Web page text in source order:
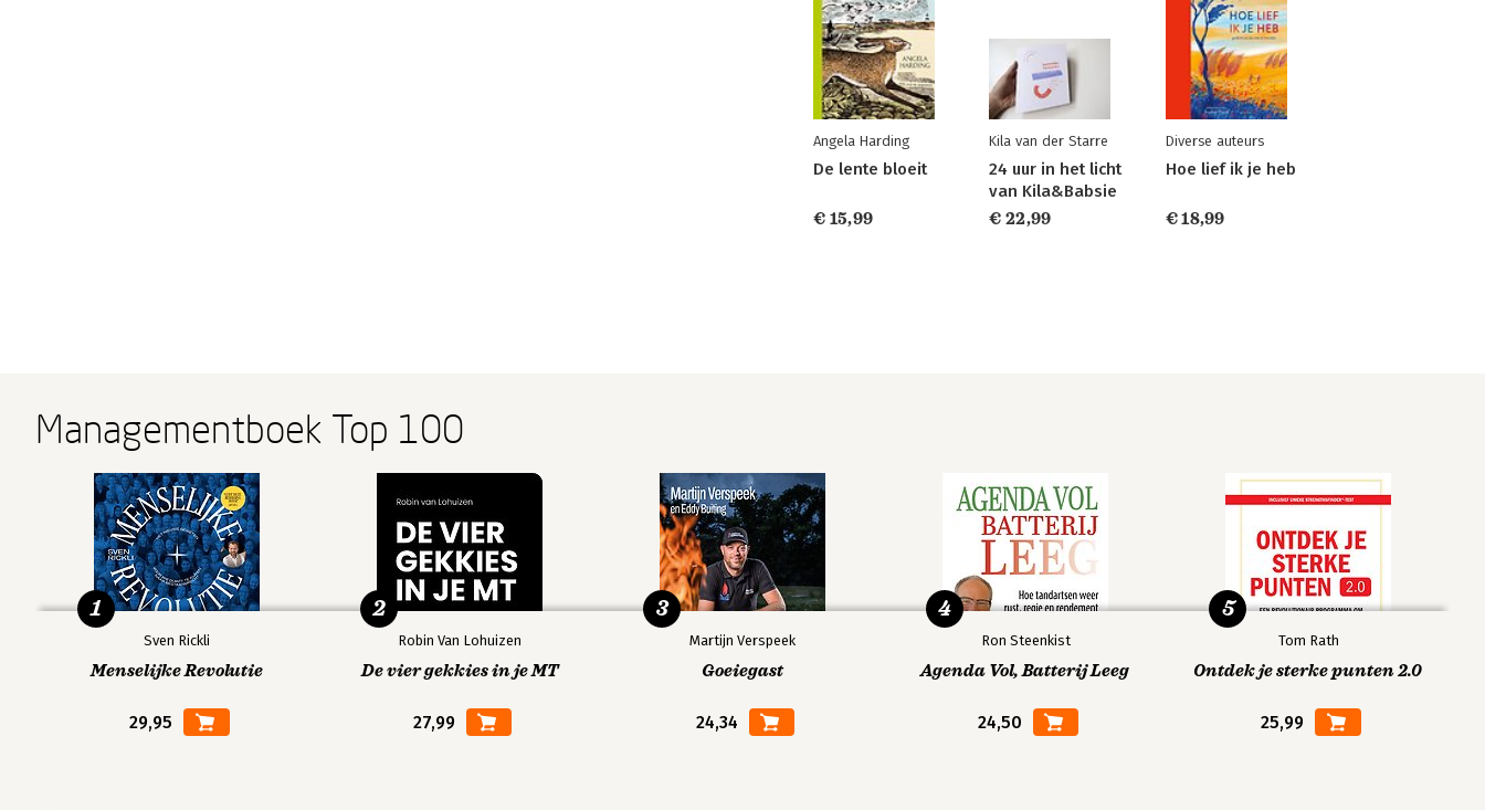
Angela Harding
De lente bloeit
€ 15,99
Kila van der Starre
24 uur in het licht
van Kila&Babsie
€ 22,99
Diverse auteurs
Hoe lief ik je heb
€ 18,99
Managementboek Top 100
Sven Rickli
Menselijke Revolutie
29,95
1
Robin Van Lohuizen
De vier gekkies in je MT
27,99
2
Martijn Verspeek
Goeiegast
24,34
3
Ron Steenkist
Agenda Vol, Batterij Leeg
24,50
4
Tom Rath
Ontdek je sterke punten 2.0
25,99
5